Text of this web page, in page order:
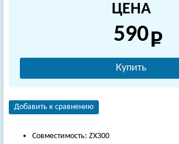
ЦЕНА
590
Купить
Добавить к сравнению
Совместимость: ZX300